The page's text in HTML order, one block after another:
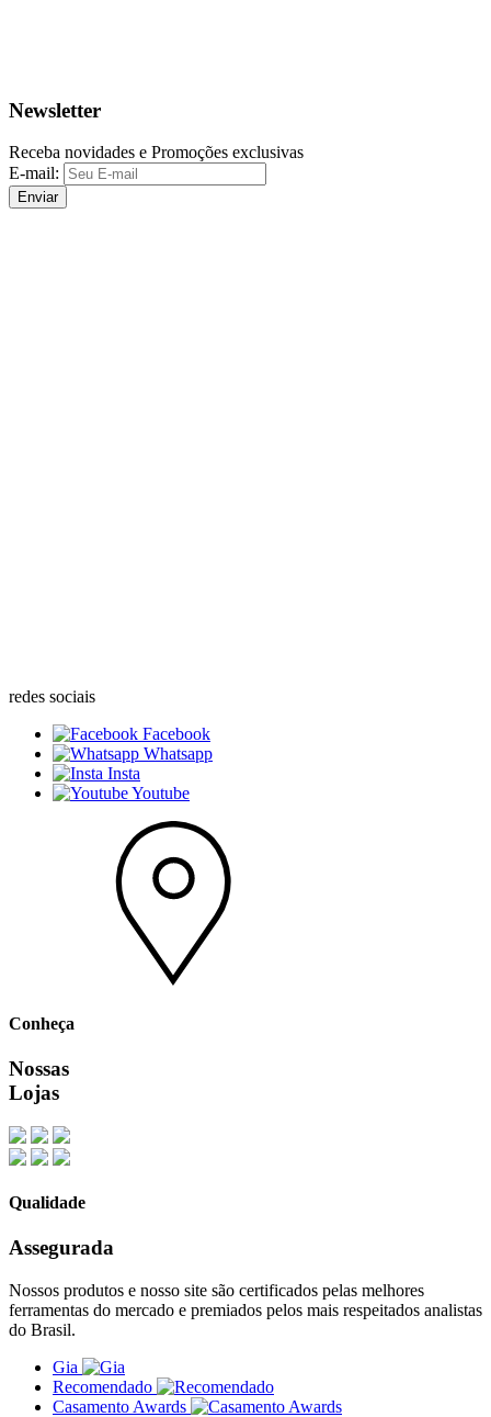
Newsletter
Receba novidades e Promoções exclusivas
E-mail:
Enviar
redes sociais
Facebook
Whatsapp
Insta
Youtube
Conheça
Nossas
Lojas
Qualidade
Assegurada
Nossos produtos e nosso site são certificados pelas melhores
ferramentas do mercado e premiados pelos mais respeitados analistas
do Brasil.
Gia
Recomendado
Casamento Awards